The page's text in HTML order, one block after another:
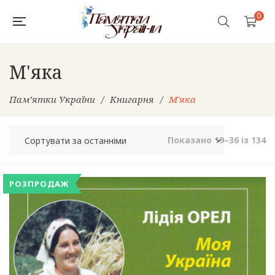
0
М'яка
Пам’ятки України / Книгарня / М'яка
Показано 19–36 із 134
РОЗПРОДАЖ